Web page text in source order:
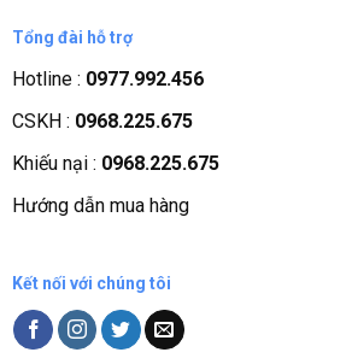
Giới thiệu công ty
Tầm nhìn sứ mệnh
Quá trình phát triển
Các chứng nhận
Liên hệ, góp ý
Tổng đài hỗ trợ
Hotline : 0977.992.456
CSKH : 0968.225.675
Khiếu nại : 0968.225.675
Hướng dẫn mua hàng
Kết nối với chúng tôi